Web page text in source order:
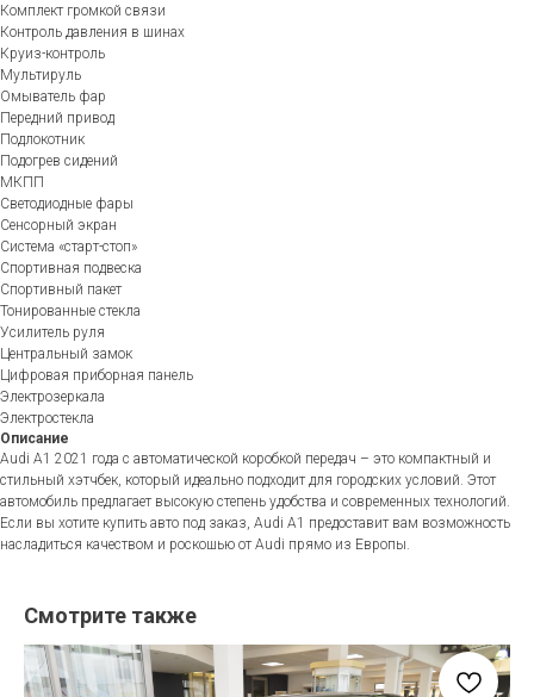
Комплект громкой связи
Контроль давления в шинах
Круиз-контроль
Мультируль
Омыватель фар
Передний привод
Подлокотник
Подогрев сидений
МКПП
Светодиодные фары
Сенсорный экран
Система «старт-стоп»
Спортивная подвеска
Спортивный пакет
Тонированные стекла
Усилитель руля
Центральный замок
Цифровая приборная панель
Электрозеркала
Электростекла
Описание
Audi A1 2021 года с автоматической коробкой передач – это компактный и
стильный хэтчбек, который идеально подходит для городских условий. Этот
автомобиль предлагает высокую степень удобства и современных технологий.
Если вы хотите купить авто под заказ, Audi A1 предоставит вам возможность
насладиться качеством и роскошью от Audi прямо из Европы.
Смотрите также